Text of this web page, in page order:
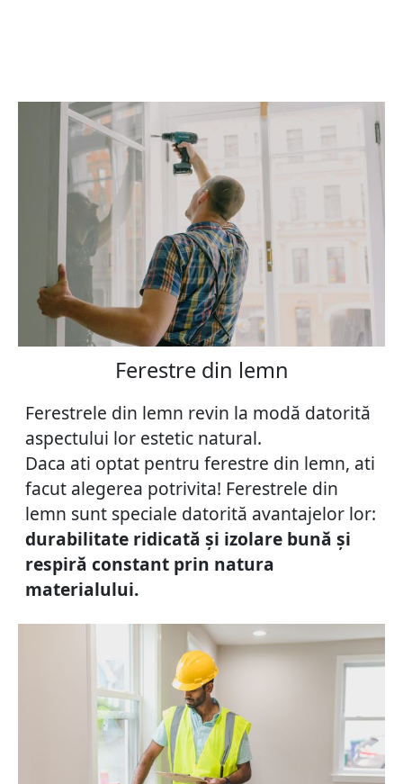
Ferestre din lemn
Ferestrele din lemn revin la modă datorită
aspectului lor estetic natural.
Daca ati optat pentru ferestre din lemn, ati
facut alegerea potrivita! Ferestrele din
lemn sunt speciale datorită avantajelor lor:
durabilitate ridicată și izolare bună și
respiră constant prin natura
materialului.